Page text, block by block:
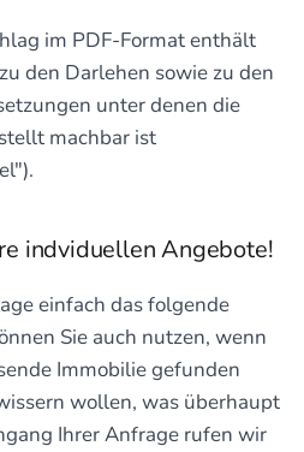
im PDF-Format enthält
den Darlehen sowie zu den
unter denen die
machbar ist
indviduellen Angebote!
einfach das folgende
Sie auch nutzen, wenn
Immobilie gefunden
wollen, was überhaupt
Ihrer Anfrage rufen wir